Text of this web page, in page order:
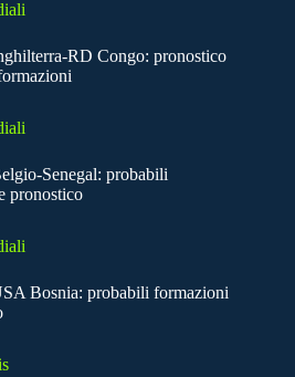
RD Congo: pronostico
Senegal: probabili
pronostico
Bosnia: probabili formazioni